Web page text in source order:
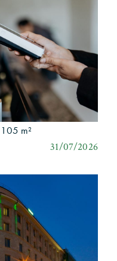
m²
31/07/2026